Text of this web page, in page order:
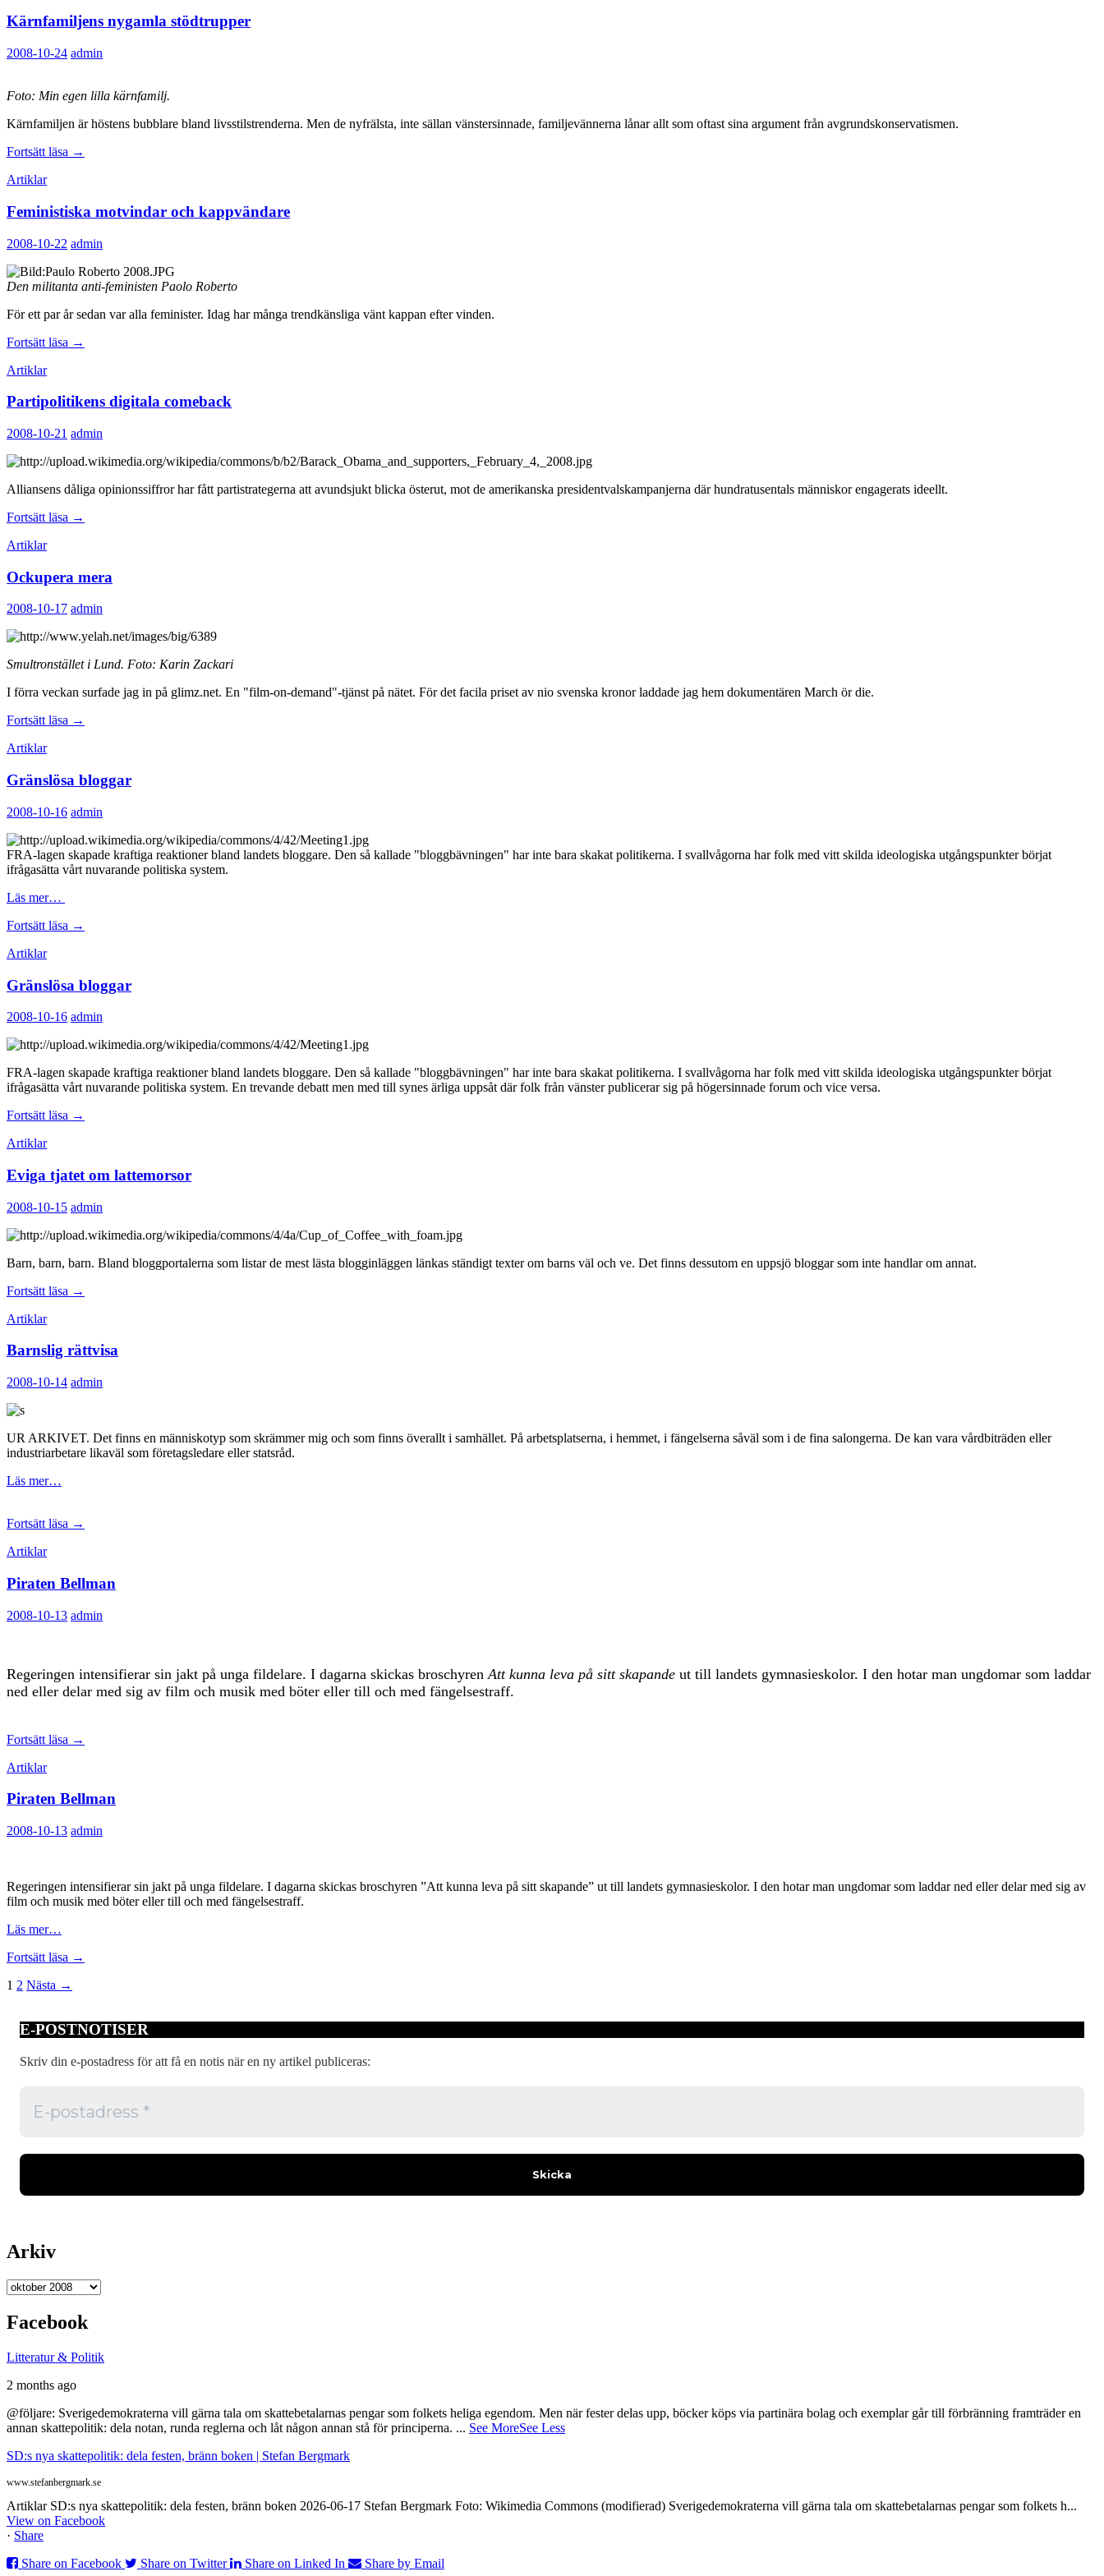
Kärnfamiljens nygamla stödtrupper
2008-10-24 admin
Foto: Min egen lilla kärnfamilj.
Kärnfamiljen är höstens bubblare bland livsstilstrenderna. Men de nyfrälsta, inte sällan vänstersinnade, familjevännerna lånar allt som oftast sina argument från avgrundskonservatismen.
Fortsätt läsa Kärnfamiljens
→
Artiklar
Feministiska motvindar och kappvändare
2008-10-22 admin
Den militanta anti-feministen Paolo Roberto
För ett par år sedan var alla feminister. Idag har många trendkänsliga vänt kappan efter vinden.
Fortsätt läsa Feministiska
→
Artiklar
Partipolitikens digitala comeback
2008-10-21 admin
Alliansens dåliga opinionssiffror har fått partistrategerna att avundsjukt blicka österut, mot de amerikanska presidentvalskampanjerna där hundratusentals människor engagerats ideellt.
Fortsätt läsa Partipolitikens
→
Artiklar
Ockupera mera
2008-10-17 admin
Smultronstället i Lund. Foto: Karin Zackari
I förra veckan surfade jag in på glimz.net. En "film-on-demand"-tjänst på nätet. För det facila priset av nio svenska kronor laddade jag hem dokumentären March ör die.
Fortsätt läsa Ockupera
→
Artiklar
Gränslösa bloggar
2008-10-16 admin
FRA-lagen skapade kraftiga reaktioner bland landets bloggare. Den så kallade "bloggbävningen" har inte bara skakat politikerna. I svallvågorna har folk med vitt skilda ideologiska utgångspunkter börjat
ifrågasätta vårt nuvarande politiska system.
Läs mer…
Fortsätt läsa Gränslösa
→
Artiklar
Gränslösa bloggar
2008-10-16 admin
FRA-lagen skapade kraftiga reaktioner bland landets bloggare. Den så kallade "bloggbävningen" har inte bara skakat politikerna. I svallvågorna har folk med vitt skilda ideologiska utgångspunkter börjat
ifrågasätta vårt nuvarande politiska system. En trevande debatt men med till synes ärliga uppsåt där folk från vänster publicerar sig på högersinnade forum och vice versa.
Fortsätt läsa Gränslösa
→
Artiklar
Eviga tjatet om lattemorsor
2008-10-15 admin
Barn, barn, barn. Bland bloggportalerna som listar de mest lästa blogginläggen länkas ständigt texter om barns väl och ve. Det finns dessutom en uppsjö bloggar som inte handlar om annat.
Fortsätt läsa Eviga
→
Artiklar
Barnslig rättvisa
2008-10-14 admin
UR ARKIVET. Det finns en människotyp som skrämmer mig och som finns överallt i samhället. På arbetsplatserna, i hemmet, i fängelserna såväl som i de fina salongerna. De kan vara vårdbiträden eller
industriarbetare likaväl som företagsledare eller statsråd.
Läs mer…
Fortsätt läsa Barnslig
→
Artiklar
Piraten Bellman
2008-10-13 admin
Regeringen intensifierar sin jakt på unga fildelare. I dagarna skickas broschyren Att kunna leva på sitt skapande ut till landets gymnasieskolor. I den hotar man ungdomar som laddar
ned eller delar med sig av film och musik med böter eller till och med fängelsestraff.
Fortsätt läsa Piraten
→
Artiklar
Piraten Bellman
2008-10-13 admin
Regeringen intensifierar sin jakt på unga fildelare. I dagarna skickas broschyren ”Att kunna leva på sitt skapande” ut till landets gymnasieskolor. I den hotar man ungdomar som laddar ned eller delar med sig av
film och musik med böter eller till och med fängelsestraff.
Läs mer…
Fortsätt läsa Piraten
→
Inläggsnavigering
1 2 Nästa →
E-POSTNOTISER
Skriv din e-postadress för att få en notis när en ny artikel publiceras:
Arkiv
Arkiv
Facebook
Litteratur & Politik
2 months ago
@följare: Sverigedemokraterna vill gärna tala om skattebetalarnas pengar som folkets heliga egendom. Men när fester delas upp, böcker köps via partinära bolag och exemplar går till förbränning framträder en
annan skattepolitik: dela notan, runda reglerna och låt någon annan stå för principerna. ... See MoreSee Less
SD:s nya skattepolitik: dela festen, bränn boken | Stefan Bergmark
www.stefanbergmark.se
Artiklar SD:s nya skattepolitik: dela festen, bränn boken 2026-06-17 Stefan Bergmark Foto: Wikimedia Commons (modifierad) Sverigedemokraterna vill gärna tala om skattebetalarnas pengar som folkets h...
View on Facebook
· Share
Share on Facebook
Share on Twitter Share on Linked In Share by Email